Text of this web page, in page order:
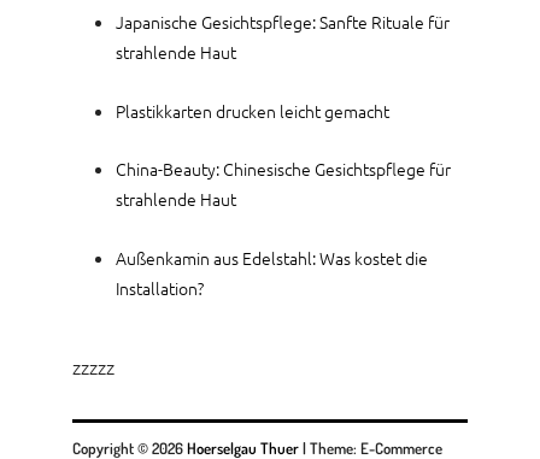
Japanische Gesichtspflege: Sanfte Rituale für
strahlende Haut
Plastikkarten drucken leicht gemacht
China-Beauty: Chinesische Gesichtspflege für
strahlende Haut
Außenkamin aus Edelstahl: Was kostet die
Installation?
zzzzz
Copyright © 2026Hoerselgau Thuer|Theme: E-Commerce